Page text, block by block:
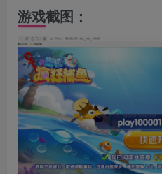
游戏截图：